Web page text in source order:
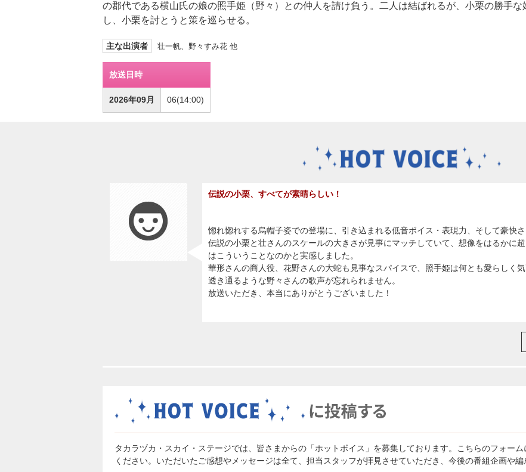
の郡代である横山氏の娘の照手姫（野々）との仲人を請け負う。二人は結ばれるが、小栗の勝手
し、小栗を討とうと策を巡らせる。
主な出演者 壮一帆、野々すみ花 他
放送日時
2026年09月 06(14:00)
伝説の小栗、すべてが素晴らしい！
惚れ惚れする烏帽子姿での登場に、引き込まれる低音ボイス・表現力、そして豪快さ
伝説の小栗と壮さんのスケールの大きさが見事にマッチしていて、想像をはるかに
はこういうことなのかと実感しました。
華形さんの商人役、花野さんの大蛇も見事なスパイスで、照手姫は何とも愛らしく
透き通るような野々さんの歌声が忘れられません。
放送いただき、本当にありがとうございました！
タカラヅカ・スカイ・ステージでは、皆さまからの「ホットボイス」を募集しております。こちらのフォー
ください。いただいたご感想やメッセージは全て、担当スタッフが拝見させていただき、今後の番組企画や編